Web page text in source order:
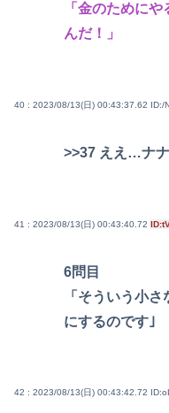
「金のために
んだ！」
40 : 2023/08/13(日) 00:43:37.62 ID:/
>>37 ええ…ナ
41 : 2023/08/13(日) 00:43:40.72
6問目
「そういう小
にするのです｣
42 : 2023/08/13(日) 00:43:42.72